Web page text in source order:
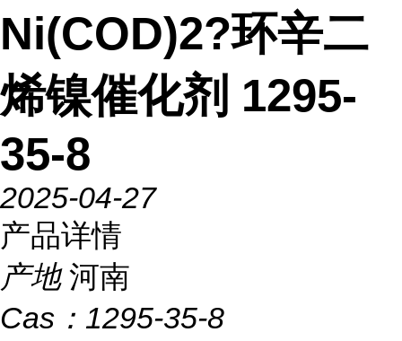
Ni(COD)2?环辛二
烯镍催化剂 1295-
35-8
2025-04-27
产品详情
产地 河南
Cas： 1295-35-8